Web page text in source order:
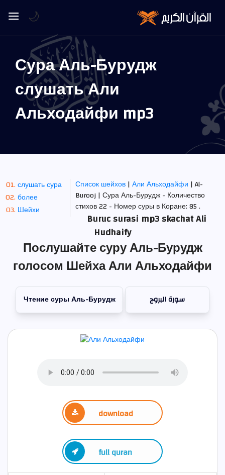
Сура Аль-Бурудж
слушать Али
Альходайфи mp3
слушать сура
более
Шейхи
Список шейхов|Али Альходайфи | Al-
Burooj | Сура Аль-Бурудж - Количество
стихов 22 - Номер суры в Коране: 85 .
Buruc surasi mp3 skachat Ali
Hudhaify
Послушайте суру Аль-Бурудж
голосом Шейха Али Альходайфи
Чтение суры Аль-Бурудж سورة البروج
download
full quran
🌙